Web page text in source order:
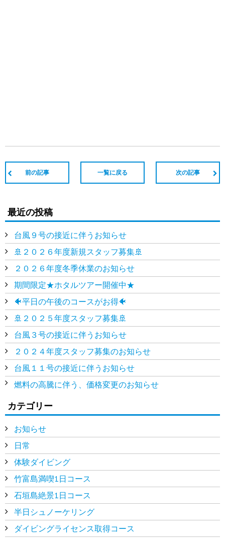
前の記事 一覧に戻る 次の記事
最近の投稿
台風９号の接近に伴うお知らせ
🚢２０２６年度新規スタッフ募集🚢
２０２６年度冬季休業のお知らせ
期間限定★ホタルツアー開催中★
🐠平日の午後のコースがお得🐠
🚢２０２５年度スタッフ募集🚢
台風３号の接近に伴うお知らせ
２０２４年度スタッフ募集のお知らせ
台風１１号の接近に伴うお知らせ
燃料の高騰に伴う、価格変更のお知らせ
カテゴリー
お知らせ
日常
体験ダイビング
竹富島満喫1日コース
石垣島絶景1日コース
半日シュノーケリング
ダイビングライセンス取得コース